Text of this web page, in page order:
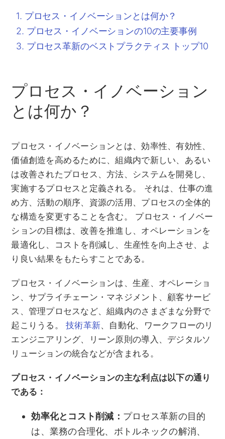
プロセス・イノベーションとは何か？
プロセス・イノベーションの10の主要事例
プロセス革新のベストプラクティス トップ10
プロセス・イノベーション
とは何か？
プロセス・イノベーションとは、効率性、有効性、
価値創造を高めるために、組織内で新しい、あるい
は改善されたプロセス、方法、システムを開発し、
実施するプロセスと定義される。 それは、仕事の進
め方、活動の順序、資源の活用、プロセスの全体的
な構造を変更することを含む。 プロセス・イノベー
ションの目標は、改善を推進し、オペレーションを
最適化し、コストを削減し、生産性を向上させ、よ
り良い結果をもたらすことである。
プロセス・イノベーションは、生産、オペレーショ
ン、サプライチェーン・マネジメント、顧客サービ
ス、管理プロセスなど、組織内のさまざまな分野で
起こりうる。技術革新、自動化、ワークフローのリ
エンジニアリング、リーン原則の導入、デジタルソ
リューションの統合などが含まれる。
プロセス・イノベーションの主な利点は以下の通り
である：
効率化とコスト削減： プロセス革新の目的
は、業務の合理化、ボトルネックの解消、